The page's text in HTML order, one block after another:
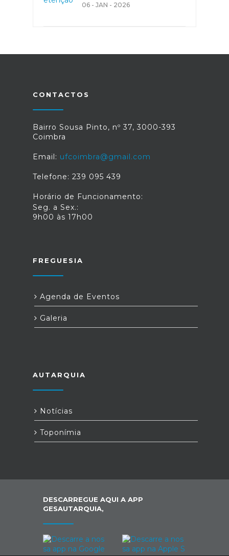
06 - JAN - 2026
CONTACTOS
Bairro Sousa Pinto, nº 37, 3000-393
Coimbra
Email: ufcoimbra@gmail.com
Telefone: 239 095 439
Horário de Funcionamento:
Seg. a Sex.:
9h00 às 17h00
FREGUESIA
Agenda de Eventos
Galeria
AUTARQUIA
Notícias
Toponímia
DESCARREGUE AQUI A APP
GESAUTARQUIA,